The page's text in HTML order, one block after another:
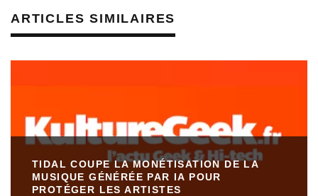
ARTICLES SIMILAIRES
TIDAL COUPE LA MONÉTISATION DE LA
MUSIQUE GÉNÉRÉE PAR IA POUR
PROTÉGER LES ARTISTES